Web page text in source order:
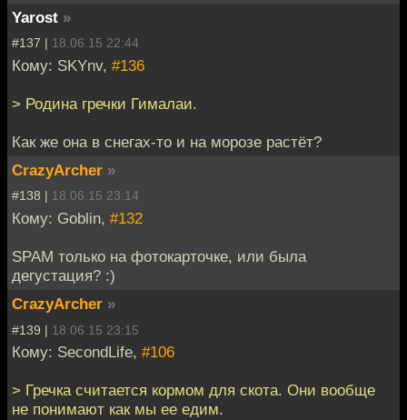
Yarost »
#137 | 18.06.15 22:44
Кому: SKYnv, #136
> Родина гречки Гималаи.
Как же она в снегах-то и на морозе растёт?
CrazyArcher »
#138 | 18.06.15 23:14
Кому: Goblin, #132
SPAM только на фотокарточке, или была
дегустация? :)
CrazyArcher »
#139 | 18.06.15 23:15
Кому: SecondLife, #106
> Гречка считается кормом для скота. Они вообще
не понимают как мы ее едим.